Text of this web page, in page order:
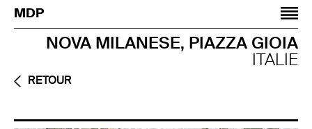
MDP
NOVA MILANESE, PIAZZA GIOIA
ITALIE
RETOUR